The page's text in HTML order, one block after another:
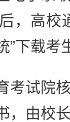
，高校
”下载考
试院核
，由校